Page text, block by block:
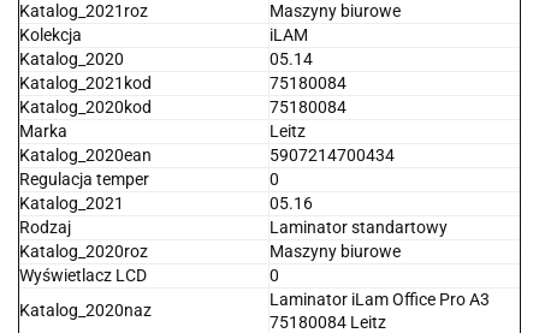
Katalog_2021roz
Maszyny biurowe
Kolekcja
iLAM
Katalog_2020
05.14
Katalog_2021kod
75180084
Katalog_2020kod
75180084
Marka
Leitz
Katalog_2020ean
5907214700434
Regulacja temper
0
Katalog_2021
05.16
Rodzaj
Laminator standartowy
Katalog_2020roz
Maszyny biurowe
Wyświetlacz LCD
0
Katalog_2020naz
Laminator iLam Office Pro A3
75180084 Leitz